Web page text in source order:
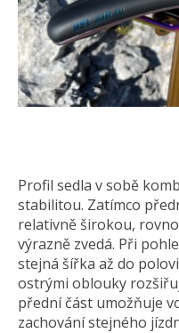
Profil sedla v sobě
stabilitou. Zatímco
relativně širokou,
výrazně zvedá. Při
stejná šířka až do
ostrými oblouky
přední část umožňuje
zachování stejného